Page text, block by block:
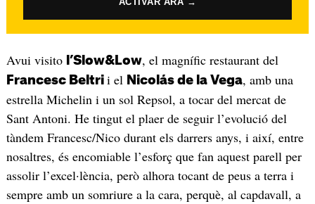
Avui visito l’Slow&Low, el magnífic restaurant del
Francesc Beltri i el Nicolás de la Vega, amb una
estrella Michelin i un sol Repsol, a tocar del mercat de
Sant Antoni. He tingut el plaer de seguir l’evolució del
tàndem Francesc/Nico durant els darrers anys, i així, entre
nosaltres, és encomiable l’esforç que fan aquest parell per
assolir l’excel·lència, però alhora tocant de peus a terra i
sempre amb un somriure a la cara, perquè, al capdavall, a